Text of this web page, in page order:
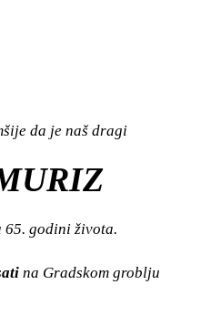
da je naš dragi
65. godini života.
na Gradskom groblju